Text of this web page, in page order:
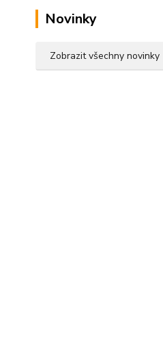
Novinky
Zobrazit všechny novinky